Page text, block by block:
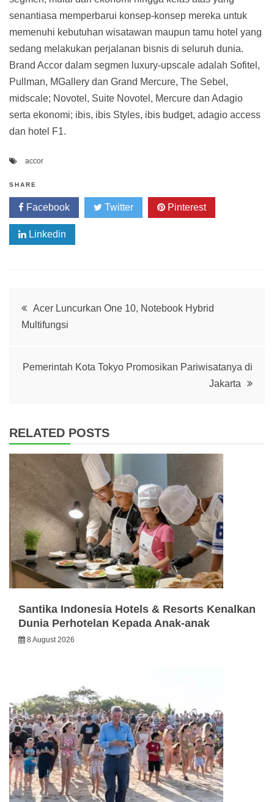
senantiasa memperbarui konsep-konsep mereka untuk
memenuhi kebutuhan wisatawan maupun tamu hotel yang
sedang melakukan perjalanan bisnis di seluruh dunia.
Brand Accor dalam segmen luxury-upscale adalah Sofitel,
Pullman, MGallery dan Grand Mercure, The Sebel,
midscale; Novotel, Suite Novotel, Mercure dan Adagio
serta ekonomi; ibis, ibis Styles, ibis budget, adagio access
dan hotel F1.
accor
SHARE
Facebook Twitter Pinterest
Linkedin
Post
navigation
Acer Luncurkan One 10, Notebook Hybrid
Multifungsi
Pemerintah Kota Tokyo Promosikan Pariwisatanya di
Jakarta
RELATED POSTS
Santika Indonesia Hotels & Resorts Kenalkan
Dunia Perhotelan Kepada Anak-anak
8 August 2026